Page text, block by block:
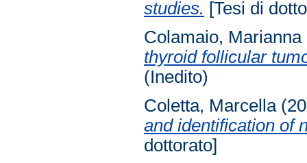
studies. [Tesi di
Colamaio, Marianna
thyroid follicular
(Inedito)
Coletta, Marcella
and identification of
dottorato]